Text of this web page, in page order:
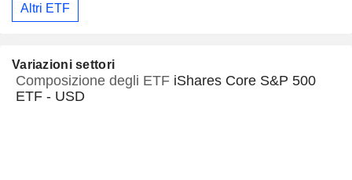
Altri ETF
Variazioni settori
Composizione degli ETF iShares Core S&P 500
ETF - USD